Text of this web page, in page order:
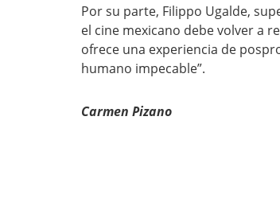
Por su parte, Filippo Ugalde,
el cine mexicano debe volver a
ofrece una experiencia de
humano impecable”.
Carmen Pizano